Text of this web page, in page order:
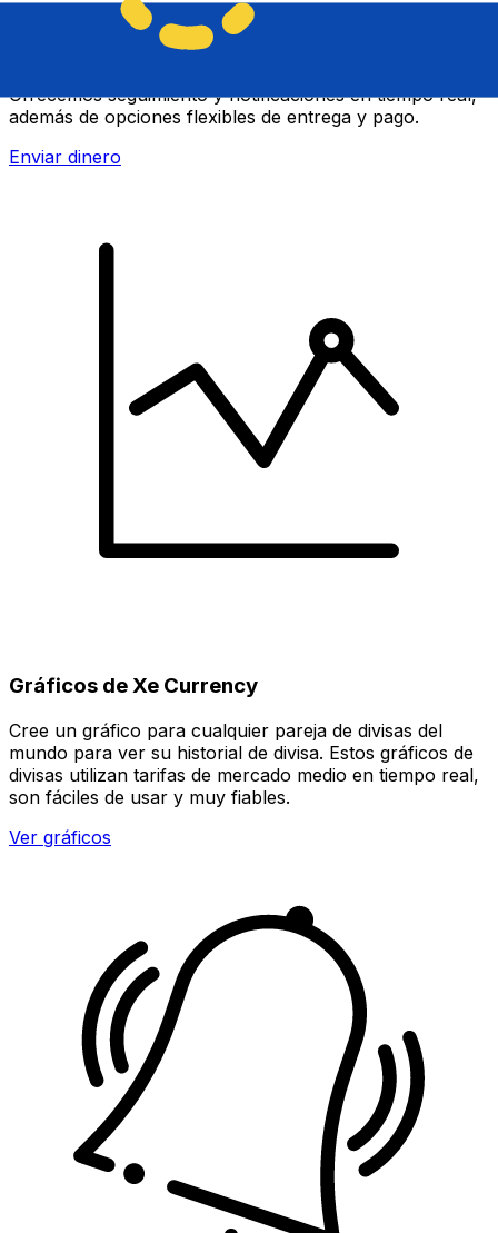
Transferencias de dinero internacionales Xe
Ofrecemos seguimiento y notificaciones en tiempo real,
además de opciones flexibles de entrega y pago.
Enviar dinero
Gráficos de Xe Currency
Cree un gráfico para cualquier pareja de divisas del
mundo para ver su historial de divisa. Estos gráficos de
divisas utilizan tarifas de mercado medio en tiempo real,
son fáciles de usar y muy fiables.
Ver gráficos